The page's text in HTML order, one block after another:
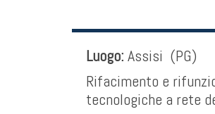
Luogo: Assisi (PG)
Rifacimento e
tecnologiche a rete